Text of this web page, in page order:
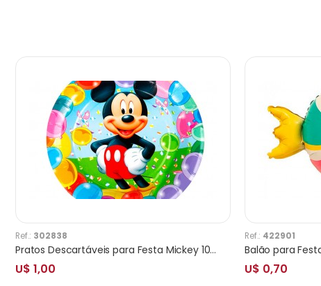
Ref.: 302838
Pratos Descartáveis para Festa Mickey 10 Unidades 23 x 23 cm
U$ 1,00
Ref.: 422901
U$ 0,70